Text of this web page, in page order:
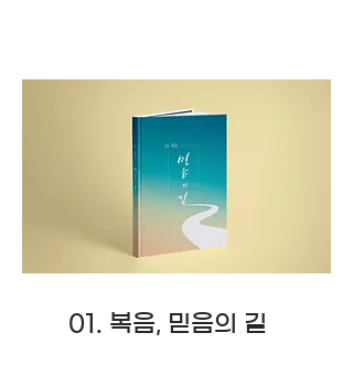
01. 복음, 믿음의 길